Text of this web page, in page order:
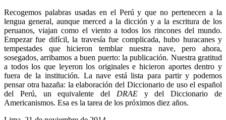
Recogemos palabras usadas en el Perú y que no pertenecen a la
lengua general, aunque merced a la dicción y a la escritura de los
peruanos, viajan como el viento a todos los rincones del mundo.
Empezar fue difícil, la travesía fue complicada, hubo huracanes y
tempestades que hicieron temblar nuestra nave, pero ahora,
sosegados, arribamos a buen puerto: la publicación. Nuestra gratitud
a todos los que leyeron los originales e hicieron aportes dentro y
fuera de la institución. La nave está lista para partir y podemos
pensar otra hazaña: la elaboración del Diccionario de uso el español
del Perú, un equivalente del DRAEy del Diccionario de
Americanismos. Esa es la tarea de los próximos diez años.